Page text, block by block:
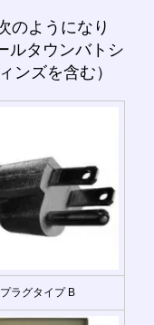
のようになり
ルタウンバトシ
ンズを含む）
プラグタイプ B